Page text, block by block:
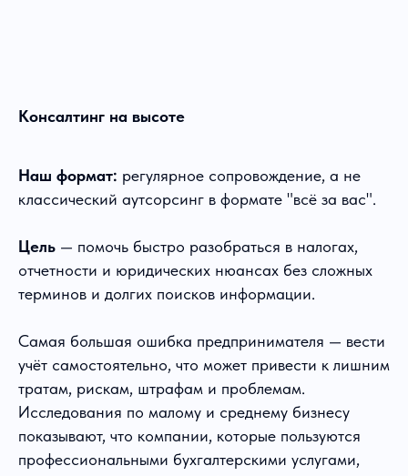
Консалтинг на высоте
Наш формат: регулярное сопровождение, а не
классический аутсорсинг в формате "всё за вас".
Цель — помочь быстро разобраться в налогах,
отчетности и юридических нюансах без сложных
терминов и долгих поисков информации.
Самая большая ошибка предпринимателя — вести
учёт самостоятельно, что может привести к лишним
тратам, рискам, штрафам и проблемам.
Исследования по малому и среднему бизнесу
показывают, что компании, которые пользуются
профессиональными бухгалтерскими услугами,